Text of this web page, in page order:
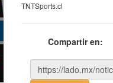
TNTSports.cl
Compartir en: